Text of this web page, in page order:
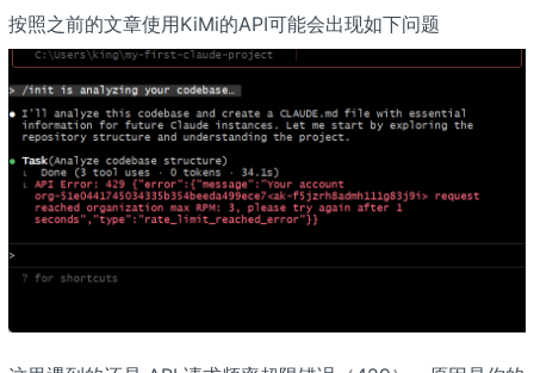
按照之前的文章使用KiMi的API可能会出现如下问题